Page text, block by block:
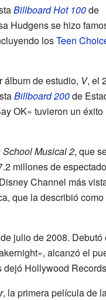
Billboard Hot 100de
Hudgens se hizo
losTeen
álbum de estudio, V, el
Billboard 200de
OK» tuvieron un
School Musical 2, que
millones de
Channel más
que la describió como
julio de 2008. Debutó
alcanzó el
Hollywood
, la primera película de